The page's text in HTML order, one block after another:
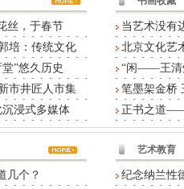
丝，于春节
培：传统文化
”悠久历史
市井匠人市集
浸式多媒体
当艺术没有
北京文化艺
“闲——王清
笔墨架金桥
正书之道
几个？
艺术教育
纪念纳兰性